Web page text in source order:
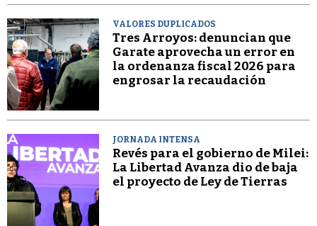
VALORES DUPLICADOS
Tres Arroyos: denuncian que
Garate aprovecha un error en
la ordenanza fiscal 2026 para
engrosar la recaudación
JORNADA INTENSA
Revés para el gobierno de Milei:
La Libertad Avanza dio de baja
el proyecto de Ley de Tierras